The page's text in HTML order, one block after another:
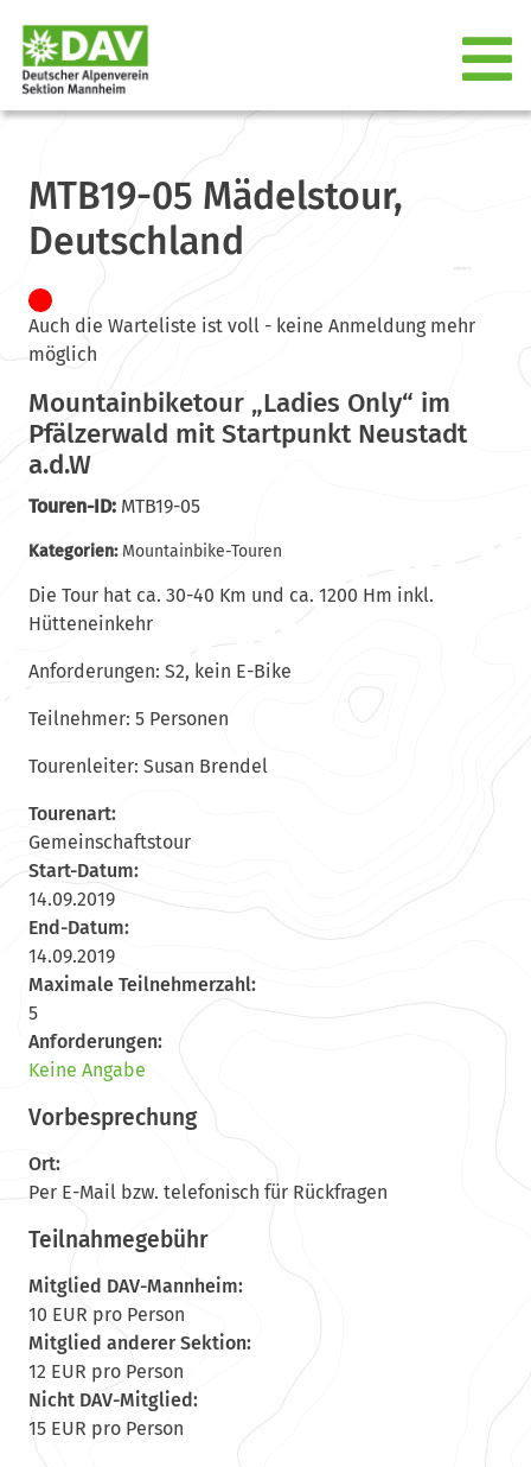
MTB19-05 Mädelstour,
Deutschland
Auch die Warteliste ist voll - keine Anmeldung mehr
möglich
Mountainbiketour „Ladies Only“ im
Pfälzerwald mit Startpunkt Neustadt
a.d.W
Touren-ID:MTB19-05
Kategorien: Mountainbike-Touren
Die Tour hat ca. 30-40 Km und ca. 1200 Hm inkl.
Hütteneinkehr
Anforderungen: S2, kein E-Bike
Teilnehmer: 5 Personen
Tourenleiter: Susan Brendel
Tourenart:
Gemeinschaftstour
Start-Datum:
14.09.2019
End-Datum:
14.09.2019
Maximale Teilnehmerzahl:
5
Anforderungen:
Keine Angabe
Vorbesprechung
Ort:
Per E-Mail bzw. telefonisch für Rückfragen
Teilnahmegebühr
Mitglied DAV-Mannheim:
10 EUR pro Person
Mitglied anderer Sektion:
12 EUR pro Person
Nicht DAV-Mitglied:
15 EUR pro Person